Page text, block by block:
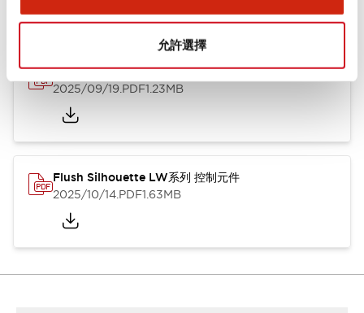
允許選擇
Flush Silhouette LW系列 控制元件 (英文版)
2025/09/19.PDF1.23MB
Flush Silhouette LW系列 控制元件
2025/10/14.PDF1.63MB